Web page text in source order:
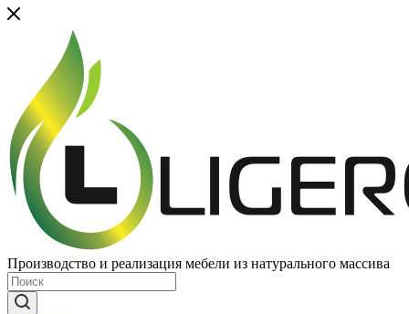
Производство и реализация мебели из натурального массива